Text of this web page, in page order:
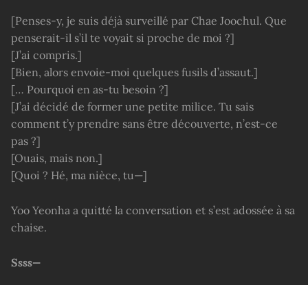
[Penses-y, je suis déjà surveillé par Chae Joochul. Que
penserait-il s’il te voyait si proche de moi ?]
[J’ai compris.]
[Bien, alors envoie-moi quelques fusils d’assaut.]
[… Pourquoi en as-tu besoin ?]
[J’ai décidé de former une petite milice. Tu sais
comment t’y prendre sans être découverte, n’est-ce
pas ?]
[Ouais, mais non.]
[Quoi ? Hé, ma nièce, tu—]
Yoo Yeonha a quitté la conversation et s’est adossée à sa
chaise.
Ssss—